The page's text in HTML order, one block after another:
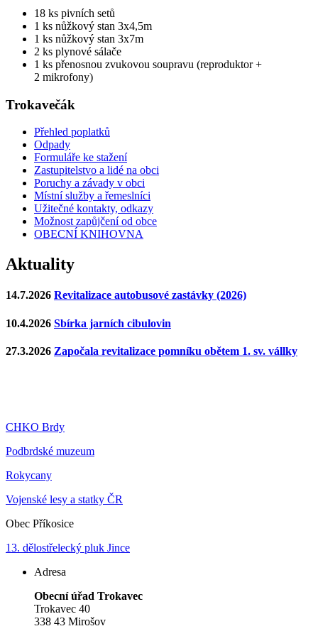
18 ks pivních setů
1 ks nůžkový stan 3x4,5m
1 ks nůžkový stan 3x7m
2 ks plynové sálače
1 ks přenosnou zvukovou soupravu (reproduktor +
2 mikrofony)
Trokavečák
Přehled poplatků
Odpady
Formuláře ke stažení
Zastupitelstvo a lidé na obci
Poruchy a závady v obci
Místní služby a řemeslníci
Užitečné kontakty, odkazy
Možnost zapůjčení od obce
OBECNÍ KNIHOVNA
Aktuality
14.7.2026 Revitalizace autobusové zastávky (2026)
10.4.2026 Sbírka jarních cibulovin
27.3.2026 Započala revitalizace pomníku obětem 1. sv. vállky
CHKO Brdy
Podbrdské muzeum
Rokycany
Vojenské lesy a statky ČR
Obec Příkosice
13. dělostřelecký pluk Jince
Adresa
Obecní úřad Trokavec
Trokavec 40
338 43 Mirošov